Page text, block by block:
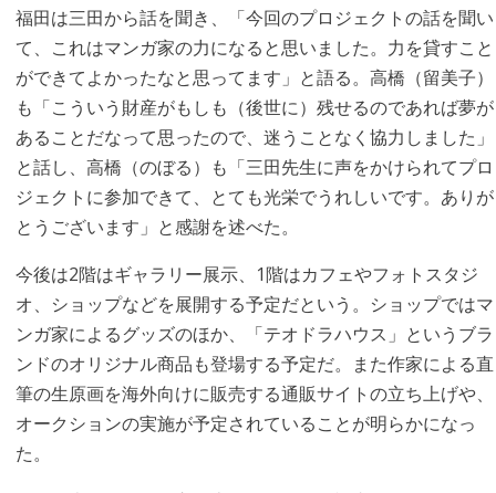
福田は三田から話を聞き、「今回のプロジェクトの話を聞い
て、これはマンガ家の力になると思いました。力を貸すこと
ができてよかったなと思ってます」と語る。高橋（留美子）
も「こういう財産がもしも（後世に）残せるのであれば夢が
あることだなって思ったので、迷うことなく協力しました」
と話し、高橋（のぼる）も「三田先生に声をかけられてプロ
ジェクトに参加できて、とても光栄でうれしいです。ありが
とうございます」と感謝を述べた。
今後は2階はギャラリー展示、1階はカフェやフォトスタジ
オ、ショップなどを展開する予定だという。ショップではマ
ンガ家によるグッズのほか、「テオドラハウス」というブラ
ンドのオリジナル商品も登場する予定だ。また作家による直
筆の生原画を海外向けに販売する通販サイトの立ち上げや、
オークションの実施が予定されていることが明らかになっ
た。